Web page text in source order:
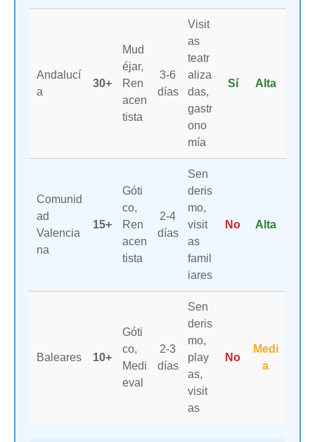
Andalucí
a
30+
Mud
éjar,
Ren
acen
tista
3-6
días
Visit
as
teatr
aliza
das,
gastr
ono
mía
Sí Alta
Comunid
ad
Valencia
na
15+
Góti
co,
Ren
acen
tista
2-4
días
Sen
deris
mo,
visit
as
famil
iares
No Alta
Baleares 10+
Góti
co,
Medi
eval
2-3
días
Sen
deris
mo,
play
as,
visit
as
No
Medi
a